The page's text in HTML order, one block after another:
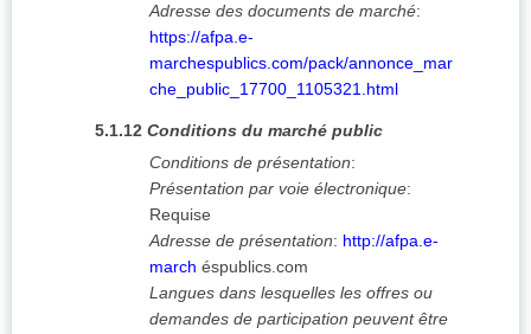
Adresse des documents de marché:
https://afpa.e-
marchespublics.com/pack/annonce_mar
che_public_17700_1105321.html
5.1.12 Conditions du marché public
Conditions de présentation:
Présentation par voie électronique:
Requise
Adresse de présentation: http://afpa.e-
march éspublics.com
Langues dans lesquelles les offres ou
demandes de participation peuvent être